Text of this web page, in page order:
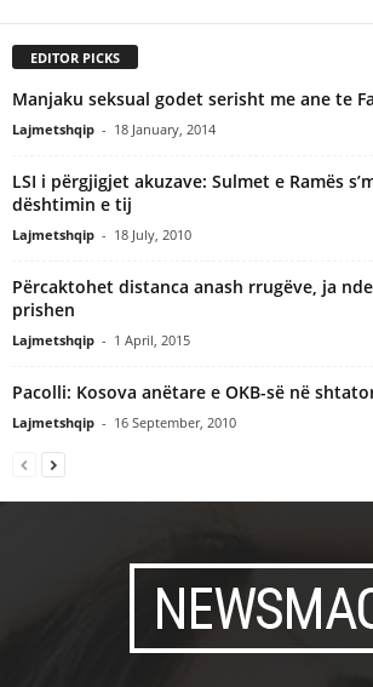
EDITOR PICKS
Manjaku seksual godet serisht me ane te
Lajmetshqip - 18 January, 2014
LSI i përgjigjet akuzave: Sulmet e Ramës
dështimin e tij
Lajmetshqip - 18 July, 2010
Përcaktohet distanca anash rrugëve, ja
prishen
Lajmetshqip - 1 April, 2015
Pacolli: Kosova anëtare e OKB-së në
Lajmetshqip - 16 September, 2010